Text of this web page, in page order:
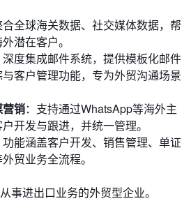
合全球海关数据、社交媒体数据，帮
潜在客户。
深度集成邮件系统，提供模板化邮件
客户管理功能，专为外贸沟通场景
销：支持通过WhatsApp等海外主
开发与跟进，并统一管理。
功能涵盖客户开发、销售管理、单证
贸业务全流程。
事进出口业务的外贸型企业。